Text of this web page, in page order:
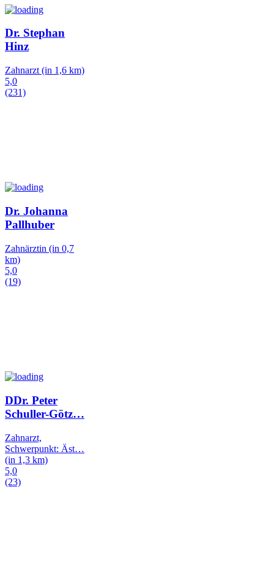
Dr. Stephan
Hinz
Zahnarzt (in 1,6 km)
5,0
(231)
Dr. Johanna
Pallhuber
Zahnärztin (in 0,7
km)
5,0
(19)
DDr. Peter
Schuller-Götz…
Zahnarzt,
Schwerpunkt: Äst…
(in 1,3 km)
5,0
(23)